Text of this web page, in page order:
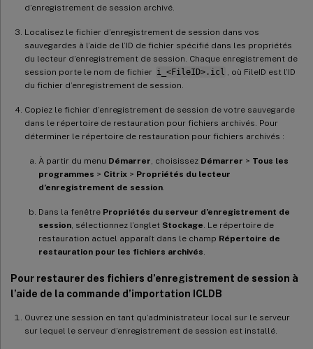
d’enregistrement de session archivé.
Localisez le fichier d’enregistrement de session dans vos
sauvegardes à l’aide de l’ID de fichier spécifié dans les propriétés
du lecteur d’enregistrement de session. Chaque enregistrement de
session porte le nom de fichier i_<FileID>.icl
, où FileID est l’ID
du fichier d’enregistrement de session.
Copiez le fichier d’enregistrement de session de votre sauvegarde
dans le répertoire de restauration pour fichiers archivés. Pour
déterminer le répertoire de restauration pour fichiers archivés :
À partir du menu Démarrer , choisissez Démarrer > Tous les
programmes > Citrix > Propriétés du lecteur
d’enregistrement de session
Dans la fenêtre Propriétés du serveur d’enregistrement de
session , sélectionnez l’onglet Stockage . Le répertoire de
restauration actuel apparaît dans le champ Répertoire de
restauration pour les fichiers archivés
Pour restaurer des fichiers d’enregistrement de session à
l’aide de la commande d’importation ICLDB
Ouvrez une session en tant qu’administrateur local sur le serveur
sur lequel le serveur d’enregistrement de session est installé.